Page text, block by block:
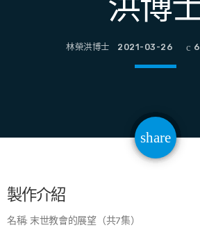
林榮洪博士 2021-03-26
share
email
製作介紹
名稱: 末世教會的展望（共7集）